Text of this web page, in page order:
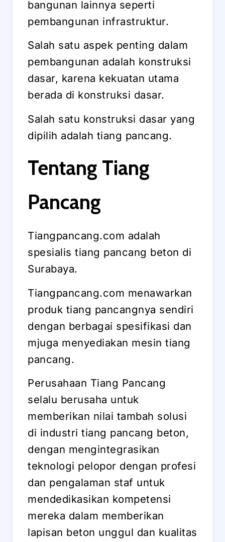
bangunan lainnya seperti
pembangunan infrastruktur.
Salah satu aspek penting dalam
pembangunan adalah konstruksi
dasar, karena kekuatan utama
berada di konstruksi dasar.
Salah satu konstruksi dasar yang
dipilih adalah tiang pancang.
Tentang Tiang
Pancang
Tiangpancang.com adalah
spesialis tiang pancang beton di
Surabaya.
Tiangpancang.com menawarkan
produk tiang pancangnya sendiri
dengan berbagai spesifikasi dan
mjuga menyediakan mesin tiang
pancang.
Perusahaan Tiang Pancang
selalu berusaha untuk
memberikan nilai tambah solusi
di industri tiang pancang beton,
dengan mengintegrasikan
teknologi pelopor dengan profesi
dan pengalaman staf untuk
mendedikasikan kompetensi
mereka dalam memberikan
lapisan beton unggul dan kualitas